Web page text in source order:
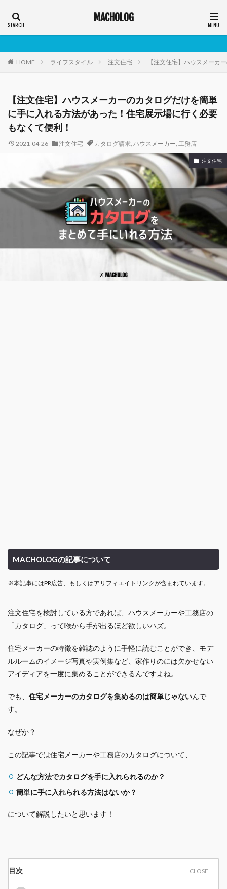
MACHOLOG
HOME ライフスタイル 注文住宅 【注文住宅】ハウスメーカ
【注文住宅】ハウスメーカーのカタログだけを簡単
に手に入れる方法があった！住宅展示場に行く必要
もなくて便利！
2021-04-26 注文住宅 カタログ請求, ハウスメーカー, 工務店
注文住宅
MACHOLOGの記事について
※本記事にはPR広告、もしくはアリフィエイトリンクが含まれています。
注文住宅を検討している方であれば、ハウスメーカーや工務店の
「カタログ」って喉から手が出るほど欲しいハズ。
住宅メーカーの特徴を雑誌のように手軽に読むことができ、モデ
ルルームのイメージ写真や実例集など、家作りのには欠かせない
アイディアを一度に集めることができるんですよね。
でも、 住宅メーカーのカタログを集めるのは簡単じゃないんで
す。
なぜか？
この記事では住宅メーカーや工務店のカタログについて、
どんな方法でカタログを手に入れられるのか？
簡単に手に入れられる方法はないか？
について解説したいと思います！
目次